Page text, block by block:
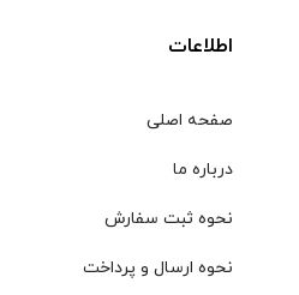
اطلاعات
صفحه اصلی
درباره ما
نحوه ثبت سفارش
نحوه ارسال و پرداخت